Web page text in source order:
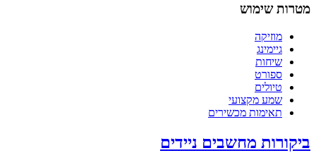
מטרות שימוש
מוזיקה
גיימינג
שיחות
ספורט
טיולים
שמע מקצועי
תאימות מכשירים
ביקורות מחשבים ניידים